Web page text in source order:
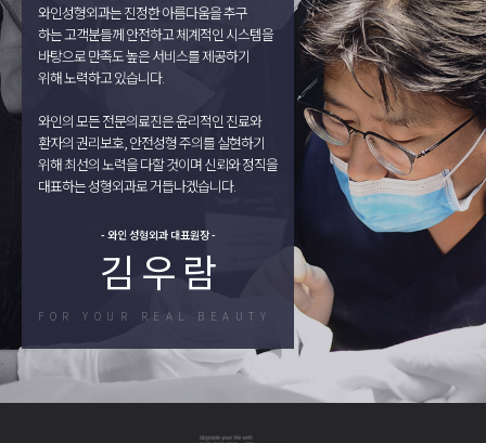
와인성형외과는 진정한 아름다움을 추구
하는 고객분들께 안전하고 체계적인 시스템을
바탕으로 만족도 높은 서비스를 제공하기
위해 노력하고 있습니다.
와인의 모든 전문의료진은 윤리적인 진료와
환자의 권리보호, 안전성형 주의를 실현하기
위해 최선의 노력을 다할 것이며 신뢰와 정직을
대표하는 성형외과로 거듭나겠습니다.
- 와인 성형외과 대표원장 -
김 우 람
FOR YOUR REAL BEAUTY